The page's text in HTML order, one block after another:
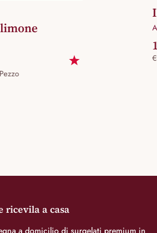
ricevila a casa
a domicilio di surgelati premium in